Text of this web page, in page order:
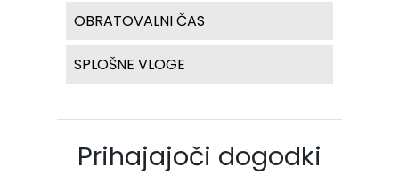
OBRATOVALNI ČAS
SPLOŠNE VLOGE
Prihajajoči dogodki